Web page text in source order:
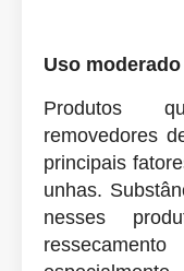
Uso
Produtos
removedores
principais
unhas.
nesses